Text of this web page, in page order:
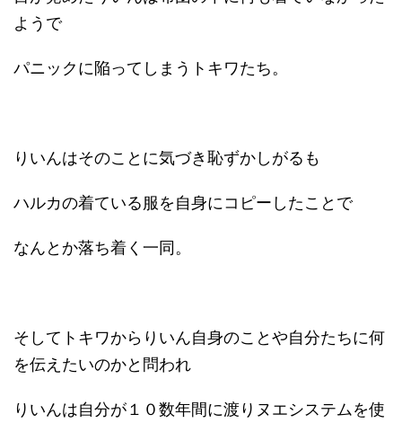
ようで
パニックに陥ってしまうトキワたち。
りいんはそのことに気づき恥ずかしがるも
ハルカの着ている服を自身にコピーしたことで
なんとか落ち着く一同。
そしてトキワからりいん自身のことや自分たちに何
を伝えたいのかと問われ
りいんは自分が１０数年間に渡りヌエシステムを使